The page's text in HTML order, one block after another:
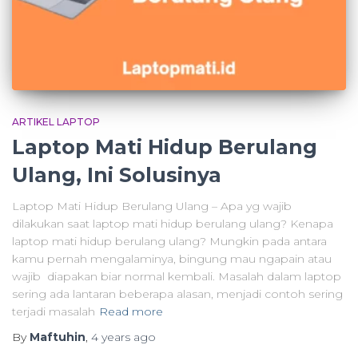
ARTIKEL LAPTOP
Laptop Mati Hidup Berulang
Ulang, Ini Solusinya
Laptop Mati Hidup Berulang Ulang – Apa yg wajib
dilakukan saat laptop mati hidup berulang ulang? Kenapa
laptop mati hidup berulang ulang? Mungkin pada antara
kamu pernah mengalaminya, bingung mau ngapain atau
wajib diapakan biar normal kembali. Masalah dalam laptop
sering ada lantaran beberapa alasan, menjadi contoh sering
terjadi masalah Read more
By Maftuhin, 4 years ago